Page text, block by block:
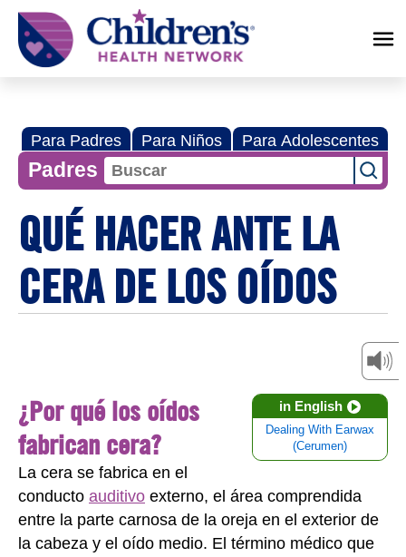
Children's
Health
Network
Para Padres Para Niños Para Adolescentes
Padres
QUÉ HACER ANTE LA
CERA DE LOS OÍDOS
in English
Dealing With Earwax
(Cerumen)
¿Por qué los oídos
fabrican cera?
La cera se fabrica en el
conducto auditivo externo, el área comprendida
entre la parte carnosa de la oreja en el exterior de
la cabeza y el oído medio. El término médico que